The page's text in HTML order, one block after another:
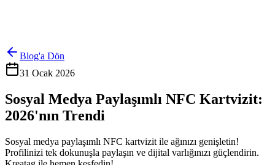
Blog'a Dön
31 Ocak 2026
Sosyal Medya Paylaşımlı NFC Kartvizit:
2026'nın Trendi
Sosyal medya paylaşımlı NFC kartvizit ile ağınızı genişletin!
Profilinizi tek dokunuşla paylaşın ve dijital varlığınızı güçlendirin.